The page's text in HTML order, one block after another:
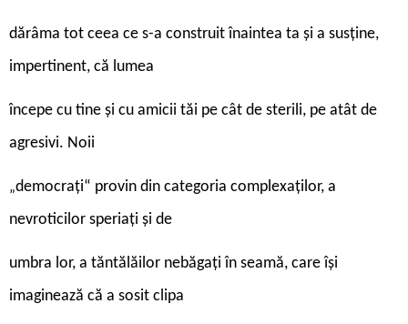
dărâma tot ceea ce s-a construit înaintea ta și a susține,
impertinent, că lumea
începe cu tine și cu amicii tăi pe cât de sterili, pe atât de
agresivi. Noii
„democrați“ provin din categoria complexaților, a
nevroticilor speriați și de
umbra lor, a tăntălăilor nebăgați în seamă, care își
imaginează că a sosit clipa